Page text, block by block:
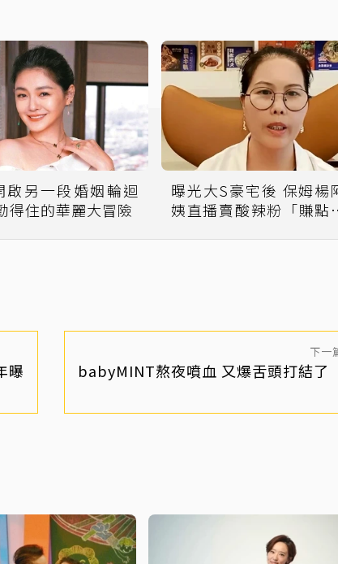
啟另一段婚姻輪迴
得住的華麗大冒險
曝光大S豪宅後 保姆楊
姨直播賣酸辣粉「賺點
曝
下一
babyMINT熬夜噴血 又爆舌頭打結了